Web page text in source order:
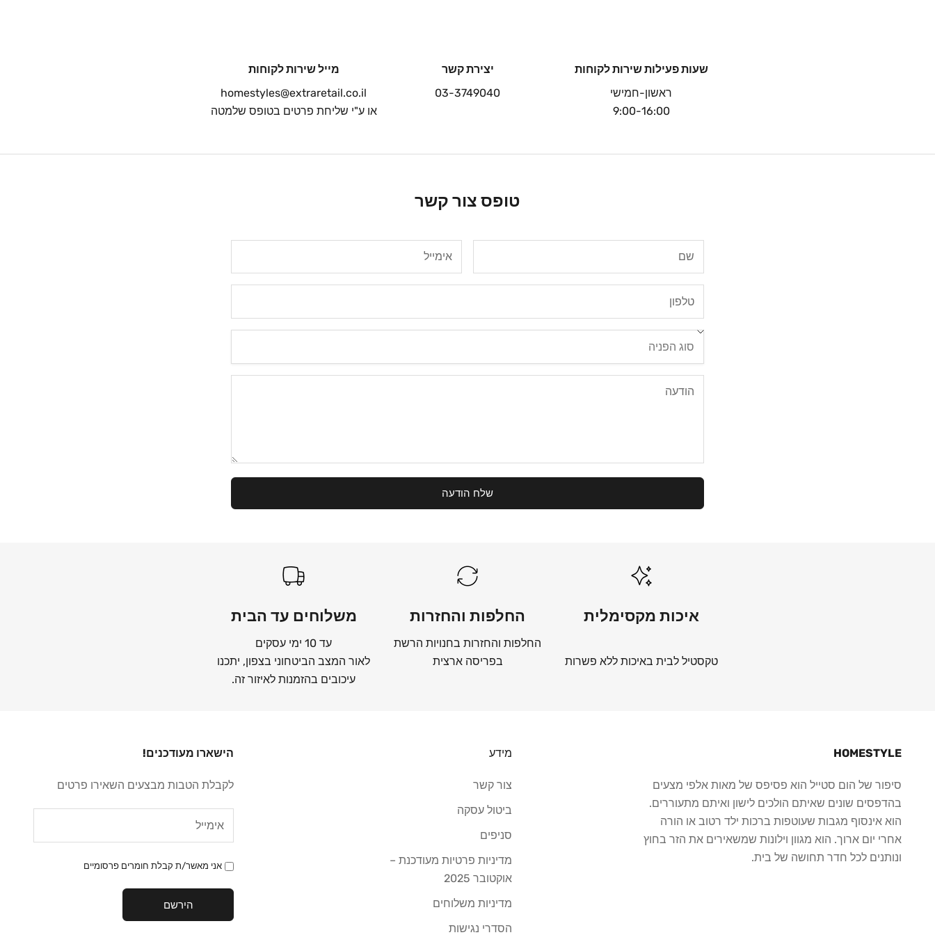
שעות פעילות שירות לקוחות
ראשון-חמישי
9:00-16:00
יצירת קשר
03-3749040
מייל שירות לקוחות
homestyles@extraretail.co.il
או ע"י שליחת פרטים בטופס שלמטה
טופס צור קשר
שלח הודעה
איכות מקסימלית
טקסטיל לבית באיכות ללא פשרות
החלפות והחזרות
החלפות והחזרות בחנויות הרשת
בפריסה ארצית
משלוחים עד הבית
עד 10 ימי עסקים
לאור המצב הביטחוני בצפון, יתכנו
עיכובים בהזמנות לאיזור זה.
HOMESTYLE
סיפור של הום סטייל הוא פסיפס של מאות אלפי מצעים
בהדפסים שונים שאיתם הולכים לישון ואיתם מתעוררים.
הוא אינסוף מגבות שעוטפות ברכות ילד רטוב או הורה
אחרי יום ארוך. הוא מגוון וילונות שמשאירים את הזר בחוץ
ונותנים לכל חדר תחושה של בית.
מידע
צור קשר
ביטול עסקה
סניפים
מדיניות פרטיות מעודכנת –
אוקטובר 2025
מדיניות משלוחים
הסדרי נגישות
הישארו מעודכנים!
לקבלת הטבות מבצעים השאירו פרטים
אני מאשר/ת קבלת חומרים פרסומיים
הירשם